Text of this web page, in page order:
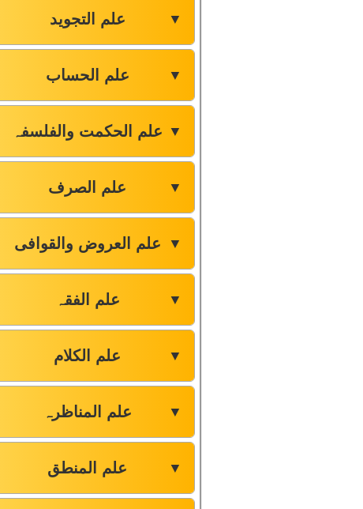
علم التجوید ▼
علم الحساب ▼
علم الحکمت والفلسفہ ▼
علم الصرف ▼
علم العروض والقوافی ▼
علم الفقہ ▼
علم الکلام ▼
علم المناظرہ ▼
علم المنطق ▼